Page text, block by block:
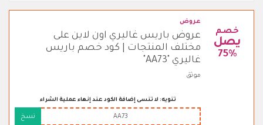
خصم
يصل
75%
عروض
عروض باريس غاليري اون لاين على
مختلف المنتجات | كود خصم باريس
غاليري "AA73"
موثق
تنويه: لا تنسى إضافة الكود عند إنهاء عملية الشراء
AA73 نسخ